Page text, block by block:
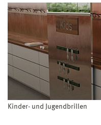
Kinder- und Jugendbrillen